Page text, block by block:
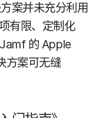
案​并​未​充分​利用
有限、​定制化​
Jamf 的 Apple
方案​可​无缝​